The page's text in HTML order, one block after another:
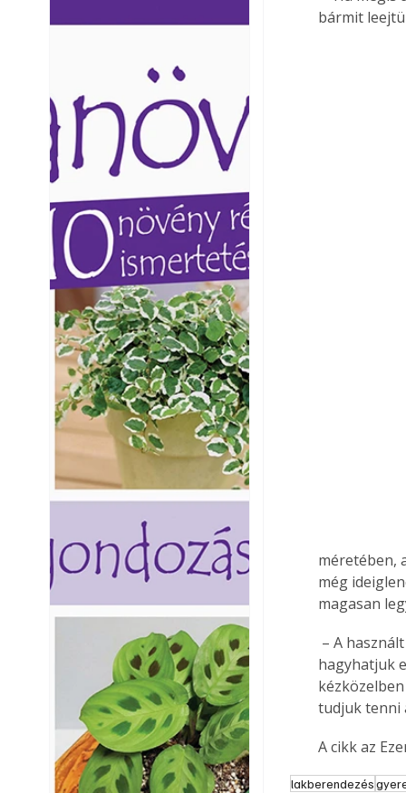
Ezermester
bármit
méretében,
még
magasan
hagyhatjuk
tudjuk tenni
A cikk az
lakberendezés